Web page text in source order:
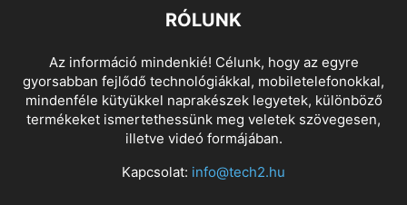
RÓLUNK
Az információ mindenkié! Célunk, hogy az egyre
gyorsabban fejlődő technológiákkal, mobiletelefonokkal,
mindenféle kütyükkel naprakészek legyetek, különböző
termékeket ismertethessünk meg veletek szövegesen,
illetve videó formájában.
Kapcsolat: info@tech2.hu